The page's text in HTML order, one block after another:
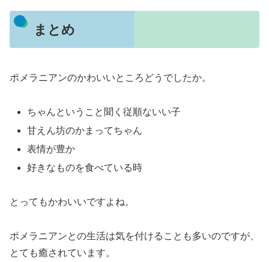
まとめ
ポメラニアンのかわいいところどうでしたか。
ちゃんということ聞く従順ないい子
甘えん坊のかまってちゃん
表情が豊か
好きなものを食べている時
とってもかわいいですよね。
ポメラニアンとの生活は気を付けることも多いのですが、
とても癒されています。